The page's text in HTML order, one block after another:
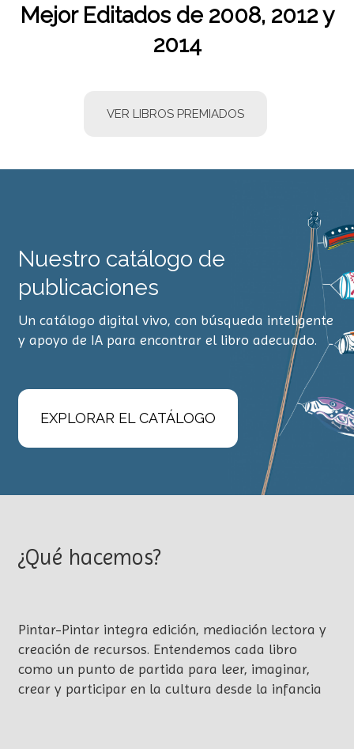
Mejor Editados de 2008, 2012 y
2014
VER LIBROS PREMIADOS
Nuestro catálogo de
publicaciones
Un catálogo digital vivo, con búsqueda inteligente
y apoyo de IA para encontrar el libro adecuado.
EXPLORAR EL CATÁLOGO
¿Qué hacemos?
Pintar-Pintar integra edición, mediación lectora y
creación de recursos. Entendemos cada libro
como un punto de partida para leer, imaginar,
crear y participar en la cultura desde la infancia